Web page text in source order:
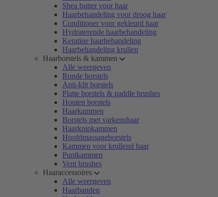
Shea butter voor haar
Haarbehandeling voor droog haar
Conditioner voor gekleurd haar
Hydraterende haarbehandeling
Keratine haarbehandeling
Haarbehandeling krullen
Haarborstels & kammen
Alle weergeven
Ronde borstels
Anti-klit borstels
Platte borstels & paddle brushes
Houten borstels
Haarkammen
Borstels met varkenshaar
Haarknipkammen
Hoofdmassageborstels
Kammen voor krullend haar
Puntkammen
Vent brushes
Haaraccessoires
Alle weergeven
Haarbanden